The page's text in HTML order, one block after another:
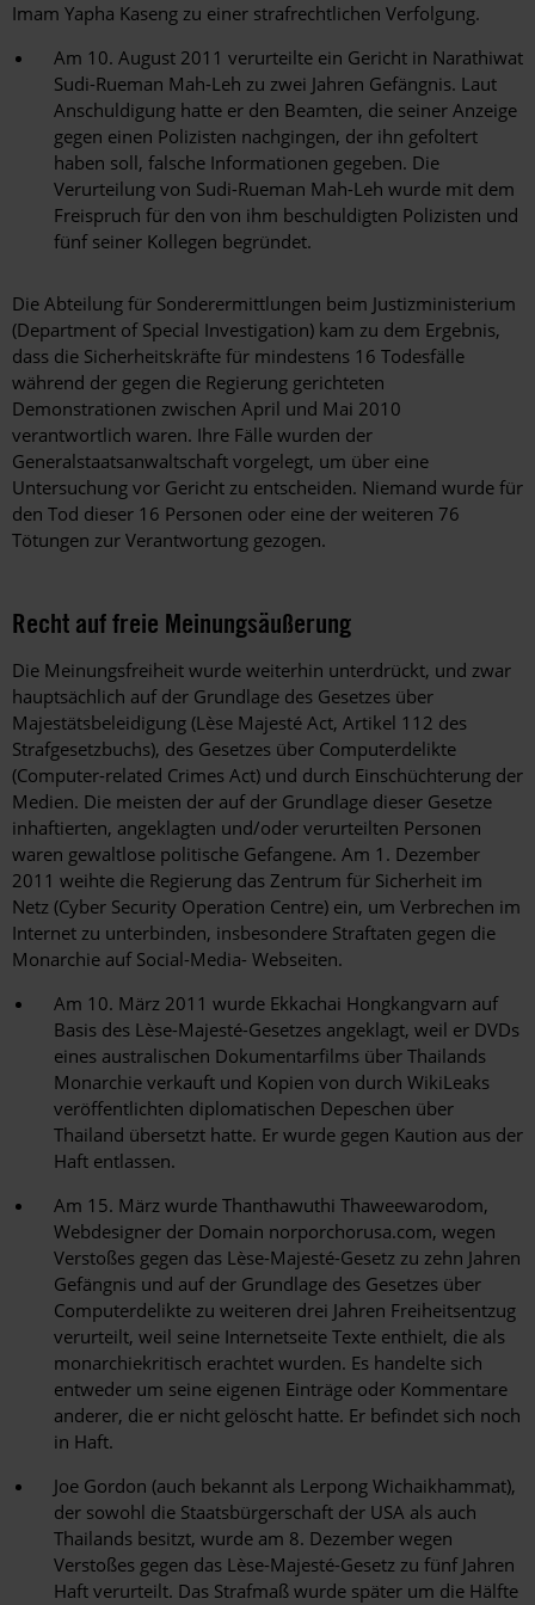
Imam Yapha Kaseng zu einer strafrechtlichen Verfolgung.
Am 10. August 2011 verurteilte ein Gericht in Narathiwat
Sudi-Rueman Mah-Leh zu zwei Jahren Gefängnis. Laut
Anschuldigung hatte er den Beamten, die seiner Anzeige
gegen einen Polizisten nachgingen, der ihn gefoltert
haben soll, falsche Informationen gegeben. Die
Verurteilung von Sudi-Rueman Mah-Leh wurde mit dem
Freispruch für den von ihm beschuldigten Polizisten und
fünf seiner Kollegen begründet.
Die Abteilung für Sonderermittlungen beim Justizministerium
(Department of Special Investigation) kam zu dem Ergebnis,
dass die Sicherheitskräfte für mindestens 16 Todesfälle
während der gegen die Regierung gerichteten
Demonstrationen zwischen April und Mai 2010
verantwortlich waren. Ihre Fälle wurden der
Generalstaatsanwaltschaft vorgelegt, um über eine
Untersuchung vor Gericht zu entscheiden. Niemand wurde für
den Tod dieser 16 Personen oder eine der weiteren 76
Tötungen zur Verantwortung gezogen.
Recht auf freie Meinungsäußerung
Die Meinungsfreiheit wurde weiterhin unterdrückt, und zwar
hauptsächlich auf der Grundlage des Gesetzes über
Majestätsbeleidigung (Lèse Majesté Act, Artikel 112 des
Strafgesetzbuchs), des Gesetzes über Computerdelikte
(Computer-related Crimes Act) und durch Einschüchterung der
Medien. Die meisten der auf der Grundlage dieser Gesetze
inhaftierten, angeklagten und/oder verurteilten Personen
waren gewaltlose politische Gefangene. Am 1. Dezember
2011 weihte die Regierung das Zentrum für Sicherheit im
Netz (Cyber Security Operation Centre) ein, um Verbrechen im
Internet zu unterbinden, insbesondere Straftaten gegen die
Monarchie auf Social-Media- Webseiten.
Am 10. März 2011 wurde Ekkachai Hongkangvarn auf
Basis des Lèse-Majesté-Gesetzes angeklagt, weil er DVDs
eines australischen Dokumentarfilms über Thailands
Monarchie verkauft und Kopien von durch WikiLeaks
veröffentlichten diplomatischen Depeschen über
Thailand übersetzt hatte. Er wurde gegen Kaution aus der
Haft entlassen.
Am 15. März wurde Thanthawuthi Thaweewarodom,
Webdesigner der Domain norporchorusa.com, wegen
Verstoßes gegen das Lèse-Majesté-Gesetz zu zehn Jahren
Gefängnis und auf der Grundlage des Gesetzes über
Computerdelikte zu weiteren drei Jahren Freiheitsentzug
verurteilt, weil seine Internetseite Texte enthielt, die als
monarchiekritisch erachtet wurden. Es handelte sich
entweder um seine eigenen Einträge oder Kommentare
anderer, die er nicht gelöscht hatte. Er befindet sich noch
in Haft.
Joe Gordon (auch bekannt als Lerpong Wichaikhammat),
der sowohl die Staatsbürgerschaft der USA als auch
Thailands besitzt, wurde am 8. Dezember wegen
Verstoßes gegen das Lèse-Majesté-Gesetz zu fünf Jahren
Haft verurteilt. Das Strafmaß wurde später um die Hälfte